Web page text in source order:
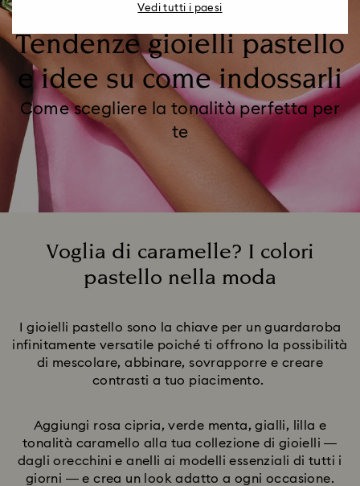
Tendenze gioielli pastello
e idee su come indossarli
Come scegliere la tonalità perfetta per
te
Voglia di caramelle? I colori
pastello nella moda
I gioielli pastello sono la chiave per un guardaroba
infinitamente versatile poiché ti offrono la possibilità
di mescolare, abbinare, sovrapporre e creare
contrasti a tuo piacimento.
Aggiungi rosa cipria, verde menta, gialli, lilla e
tonalità caramello alla tua collezione di gioielli —
dagli orecchini e anelli ai modelli essenziali di tutti i
giorni — e crea un look adatto a ogni occasione.
Vedi tutti i paesi